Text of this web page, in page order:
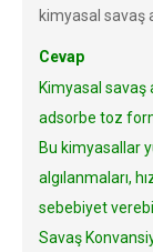
kimyasal savaş
Cevap
Kimyasal savaş
adsorbe toz
Bu kimyasallar
algılanmaları,
sebebiyet
Savaş